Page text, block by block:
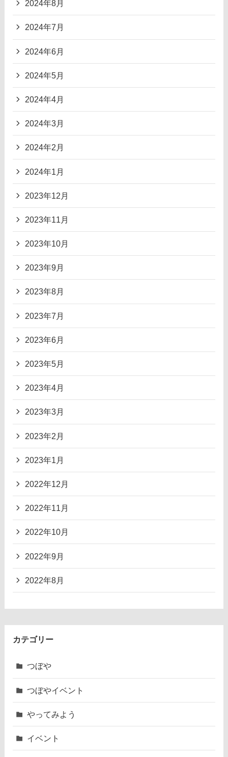
2024年8月
2024年7月
2024年6月
2024年5月
2024年4月
2024年3月
2024年2月
2024年1月
2023年12月
2023年11月
2023年10月
2023年9月
2023年8月
2023年7月
2023年6月
2023年5月
2023年4月
2023年3月
2023年2月
2023年1月
2022年12月
2022年11月
2022年10月
2022年9月
2022年8月
カテゴリー
つぼや
つぼやイベント
やってみよう
イベント